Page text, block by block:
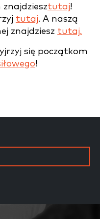
tutaj!
tutaj. A naszą
znajdziesz tutaj.
się początkom
!